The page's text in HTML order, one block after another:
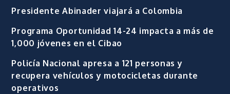
Presidente Abinader viajará a Colombia
Programa Oportunidad 14-24 impacta a más de
1,000 jóvenes en el Cibao
Policía Nacional apresa a 121 personas y
recupera vehículos y motocicletas durante
operativos